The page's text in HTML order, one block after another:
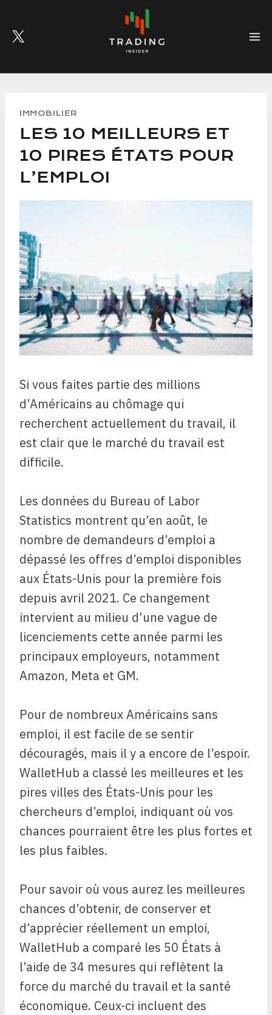
content
IMMOBILIER
LES 10 MEILLEURS ET
10 PIRES ÉTATS POUR
L’EMPLOI
Si vous faites partie des millions
d’Américains au chômage qui
recherchent actuellement du travail, il
est clair que le marché du travail est
difficile.
Les données du Bureau of Labor
Statistics montrent qu’en août, le
nombre de demandeurs d’emploi a
dépassé les offres d’emploi disponibles
aux États-Unis pour la première fois
depuis avril 2021. Ce changement
intervient au milieu d’une vague de
licenciements cette année parmi les
principaux employeurs, notamment
Amazon, Meta et GM.
Pour de nombreux Américains sans
emploi, il est facile de se sentir
découragés, mais il y a encore de l’espoir.
WalletHub a classé les meilleures et les
pires villes des États-Unis pour les
chercheurs d’emploi, indiquant où vos
chances pourraient être les plus fortes et
les plus faibles.
Pour savoir où vous aurez les meilleures
chances d’obtenir, de conserver et
d’apprécier réellement un emploi,
WalletHub a comparé les 50 États à
l’aide de 34 mesures qui reflètent la
force du marché du travail et la santé
économique. Ceux-ci incluent des